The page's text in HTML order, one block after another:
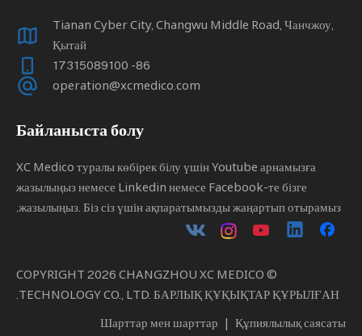
Tianan Cyber ​​City, Changwu Middle Road, Чанчжоу,
Қытай
86- 17315089100
operation@xcmedico.com
Байланыста болу
XC Medico туралы көбірек білу үшін Youtube арнамызға
жазылыңыз немесе Linkedin немесе Facebook-те бізге
жазылыңыз. Біз сіз үшін ақпаратымызды жаңартып отырамыз.
© COPYRIGHT
2026 CHANGZHOU XC MEDICO
TECHNOLOGY CO., LTD. БАРЛЫҚ ҚҰҚЫҚТАР ҚҰРЫЛҒАН.
Шарттар мен шарттар | Құпиялылық саясаты